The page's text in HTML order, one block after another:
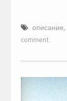
описание,
comment